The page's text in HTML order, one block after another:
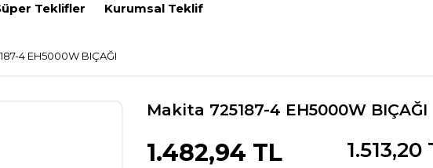
Teklifler Kurumsal Teklif
4 EH5000W BIÇAĞI
Makita 725187-4 EH5000W BIÇAĞI
1.482,94 TL 1.513,20